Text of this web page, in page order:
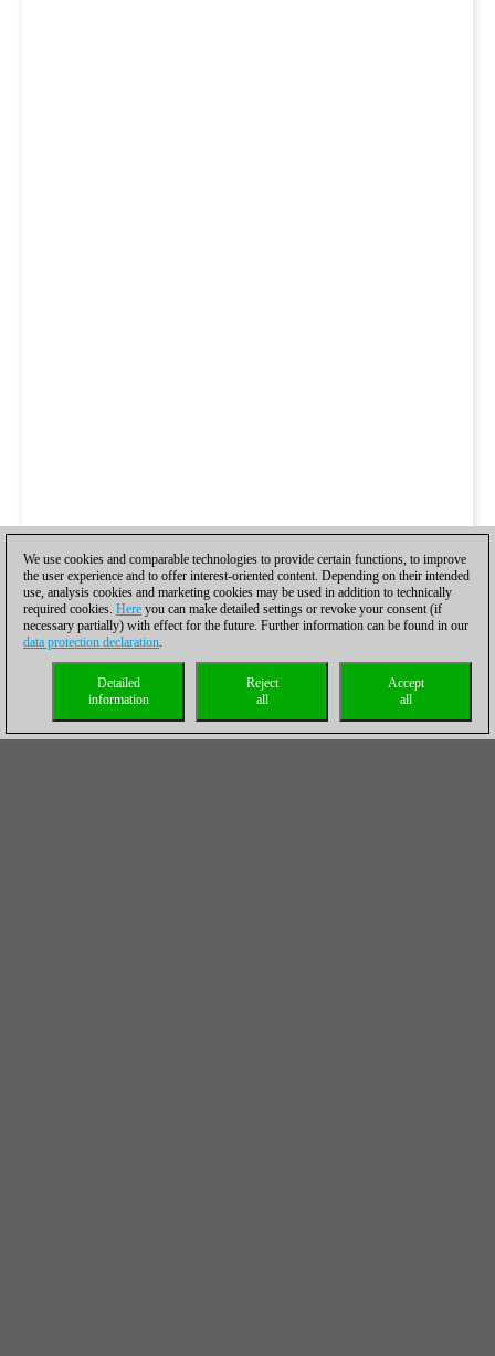
We use cookies and comparable technologies to provide certain functions, to improve
the user experience and to offer interest-oriented content. Depending on their intended
use, analysis cookies and marketing cookies may be used in addition to technically
required cookies. Here you can make detailed settings or revoke your consent (if
necessary partially) with effect for the future. Further information can be found in our
data protection declaration.
Accept
all
Reject
all
Detailed
information